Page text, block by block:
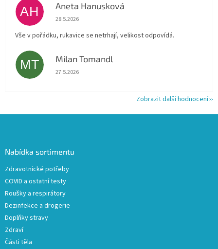
AH Aneta Hanusková
Hodnocení obchodu je 5 z 5 hvězdiček.
28.5.2026
Vše v pořádku, rukavice se netrhají, velikost odpovídá.
MT Milan Tomandl
Hodnocení obchodu je 5 z 5 hvězdiček.
27.5.2026
Zobrazit další hodnocení
Nabídka sortimentu
Zdravotnické potřeby
COVID a ostatní testy
Roušky a respirátory
Dezinfekce a drogerie
Doplňky stravy
Zdraví
Části těla